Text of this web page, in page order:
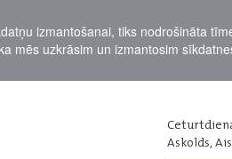
izmantošanai, tiks nodrošināta
mēs uzkrāsim un izmantosim
Askolds,